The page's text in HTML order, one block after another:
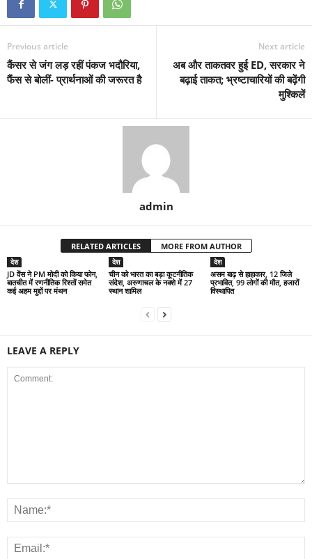
Previous article
कैंसर से जंग लड़ रहीं पंकज भदौरिया,
फैंस से बोलीं- प्रार्थनाओं की जरूरत है
Next article
अब और ताकतवर हुई ED, सरकार ने
बढ़ाई ताकत; भ्रष्टाचारियों की बढ़ेंगी
मुश्किलें
admin
RELATED ARTICLES MORE FROM AUTHOR
देश
JD वेंस ने PM मोदी को किया फोन,
बातचीत में रणनीतिक रिश्तों समेत
कई अहम मुद्दों पर मंथन
देश
चीन को भारत का बड़ा कूटनीतिक
संदेश, अरुणाचल के नक्शे में 27
स्थान शामिल
देश
असम बाढ़ से हाहाकार, 12 जिले
प्रभावित, 99 लोगों की मौत, हजारों
विस्थापित
LEAVE A REPLY